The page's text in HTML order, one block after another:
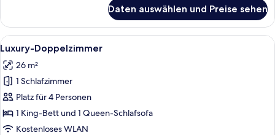
Einzelzimmer
Daten auswählen und Preise sehen
Alle
Fotos
für
Luxury-
Doppelzimmer
anzeigen
Ein Hotelzimmer mit einem großen
7
Luxury-Doppelzimmer
26 m²
1 Schlafzimmer
Platz für 4 Personen
1 King-Bett und 1 Queen-Schlafsofa
Kostenloses WLAN